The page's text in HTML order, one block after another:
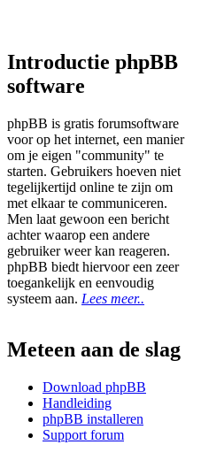
Introductie phpBB
software
phpBB is gratis forumsoftware
voor op het internet, een manier
om je eigen "community" te
starten. Gebruikers hoeven niet
tegelijkertijd online te zijn om
met elkaar te communiceren.
Men laat gewoon een bericht
achter waarop een andere
gebruiker weer kan reageren.
phpBB biedt hiervoor een zeer
toegankelijk en eenvoudig
systeem aan. Lees meer..
Meteen aan de slag
Download phpBB
Handleiding
phpBB installeren
Support forum